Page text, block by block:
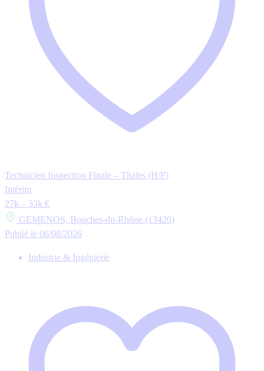
Technicien Inspection Finale – Thales (H/F)
Intérim
27k – 33k €
GEMENOS, Bouches-du-Rhône (13420)
Publié le 06/08/2026
Industrie & Ingénierie